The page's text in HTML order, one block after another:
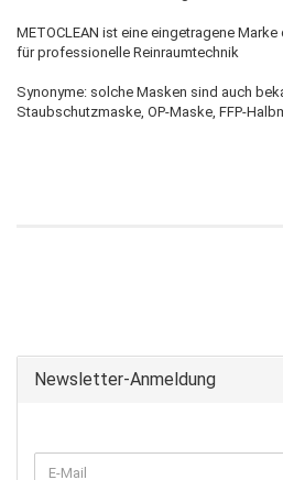
METOCLEAN ist eine eingetragene
für professionelle Reinraumtechnik
Synonyme: solche Masken sind auch
Staubschutzmaske, OP-Maske, FFP-
Newsletter-Anmeldung